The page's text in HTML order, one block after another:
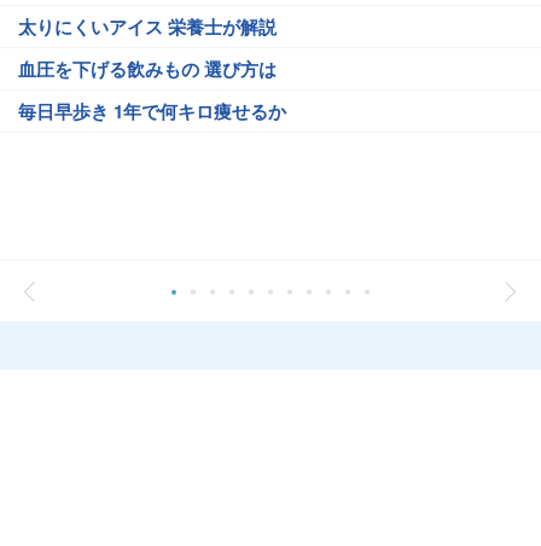
太りにくいアイス 栄養士が解説
血圧を下げる飲みもの 選び方は
毎日早歩き 1年で何キロ痩せるか